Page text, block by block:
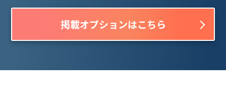
掲載オプションはこちら